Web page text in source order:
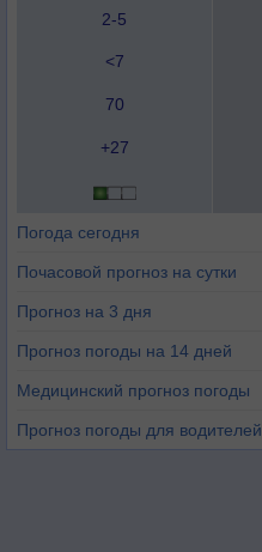
2-5
<7
70
+27
Погода сегодня
Почасовой прогноз на сутки
Прогноз на 3 дня
Прогноз погоды на 14 дней
Медицинский прогноз погоды
Прогноз погоды для водителей